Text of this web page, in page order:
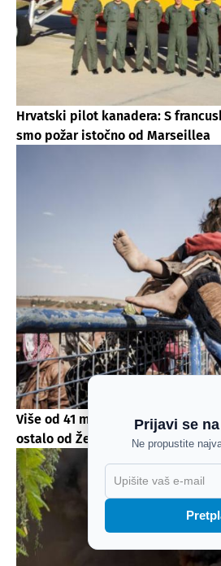
Hrvatski pilot kanadera: S
smo požar istočno od Marseillea
Više od 41 milijun ljudi i dalje
ostalo od Ženevske konvencije?
Prijavi se
Ne propustite